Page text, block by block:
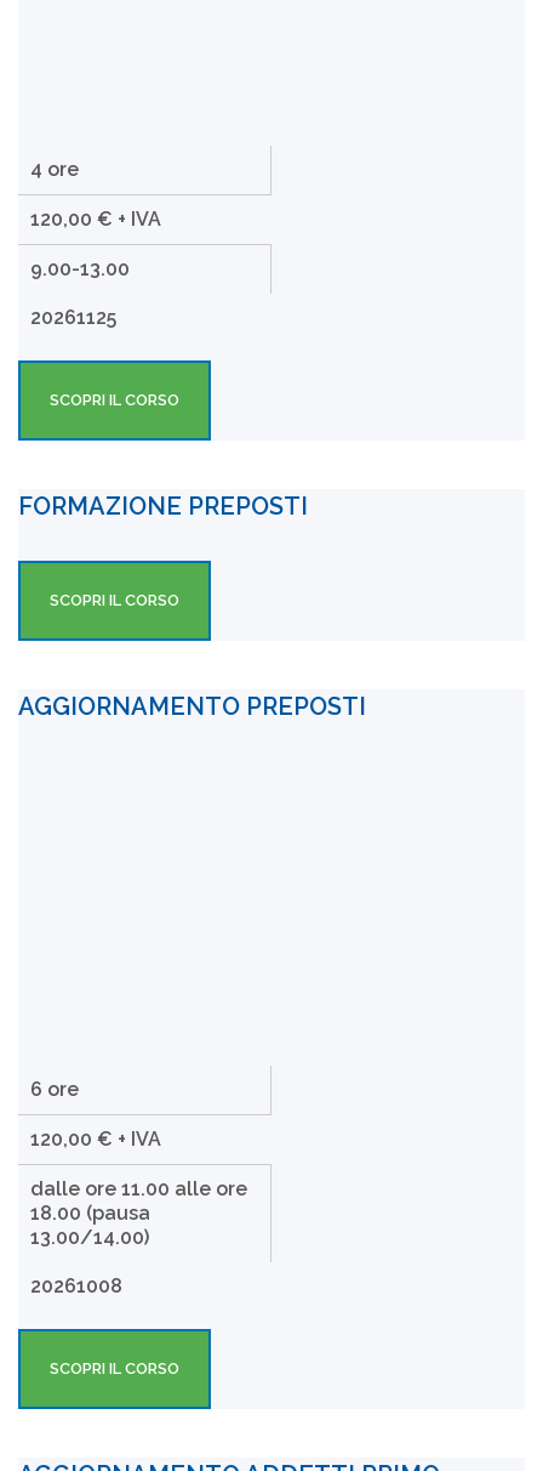
4 ore
120,00 € + IVA
9.00-13.00
20261125
SCOPRI IL CORSO
FORMAZIONE PREPOSTI
SCOPRI IL CORSO
AGGIORNAMENTO PREPOSTI
6 ore
120,00 € + IVA
dalle ore 11.00 alle ore
18.00 (pausa
13.00/14.00)
20261008
SCOPRI IL CORSO